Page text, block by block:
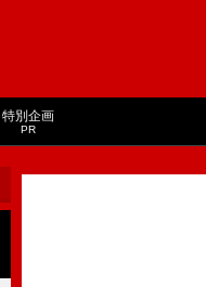
特別企画
PR